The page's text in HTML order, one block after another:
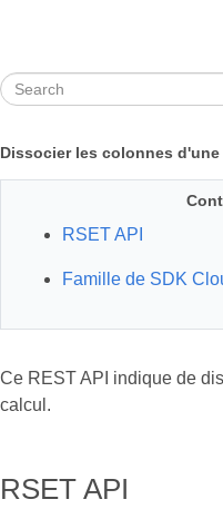
Dissocier les colonnes
RSET API
Famille de SDK
Ce REST API indique de
calcul.
RSET API